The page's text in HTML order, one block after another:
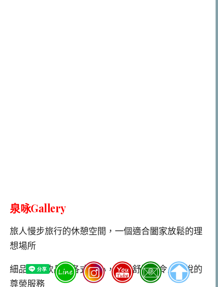
泉咏Gallery
旅人慢步旅行的休憩空間，一個適合闔家放鬆的理
想場所
細品精選飲品和各式點心，享受舒適而令人愉悅的
尊榮服務